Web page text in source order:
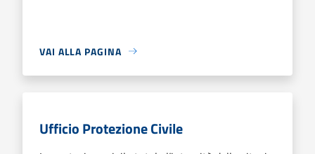
VAI ALLA PAGINA
Ufficio Protezione Civile